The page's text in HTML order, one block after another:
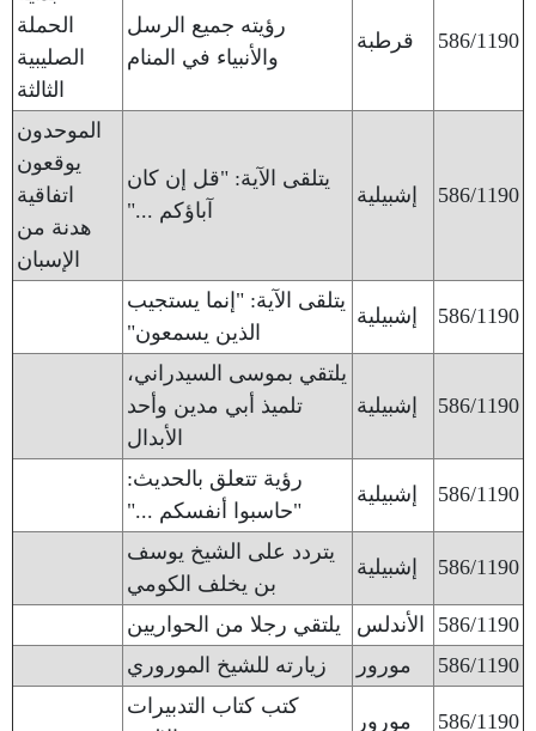
586/1190 قرطبة
رؤيته جميع الرسل
والأنبياء في المنام
الحملة
الصليبية
الثالثة
586/1190 إشبيلية
يتلقى الآية: "قل إن كان
آباؤكم ..."
الموحدون
يوقعون
اتفاقية
هدنة من
الإسبان
586/1190 إشبيلية
يتلقى الآية: "إنما يستجيب
الذين يسمعون"
586/1190 إشبيلية
يلتقي بموسى السيدراني،
تلميذ أبي مدين وأحد
الأبدال
586/1190 إشبيلية
رؤية تتعلق بالحديث:
"حاسبوا أنفسكم ..."
586/1190 إشبيلية
يتردد على الشيخ يوسف
بن يخلف الكومي
586/1190
الأندلس
يلتقي رجلا من الحواريين
586/1190
مورور زيارته للشيخ الموروري
586/1190 مورور
كتب كتاب التدبيرات